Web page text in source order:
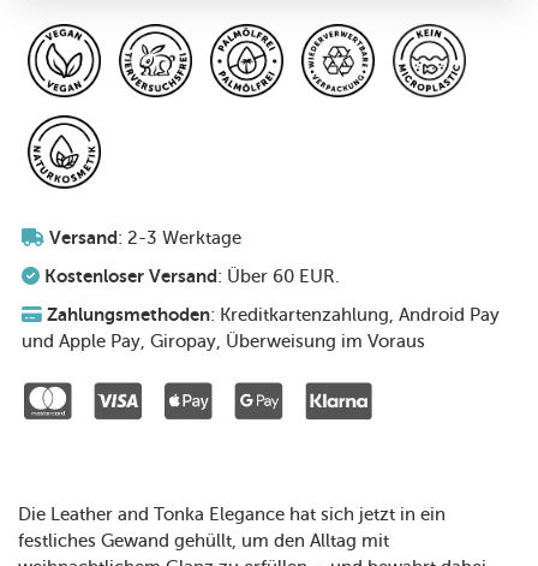
Die Leather and Tonka Elegance hat sich jetzt in ein
festliches Gewand gehüllt, um den Alltag mit
Versand: 2-3 Werktage
Kostenloser Versand: Über 60 EUR.
Zahlungsmethoden: Kreditkartenzahlung, Android Pay
und Apple Pay, Giropay, Überweisung im Voraus